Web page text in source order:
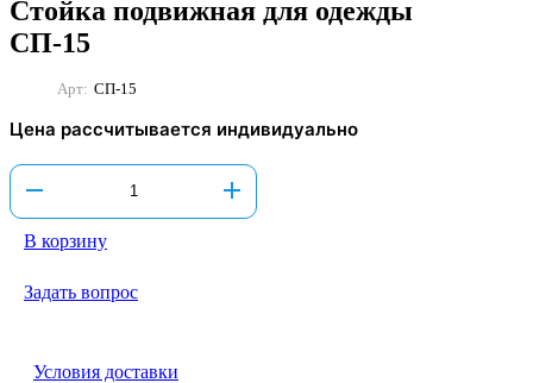
Стойка подвижная для одежды
СП-15
Арт: СП-15
Цена рассчитывается индивидуально
В корзину
Задать вопрос
Условия доставки